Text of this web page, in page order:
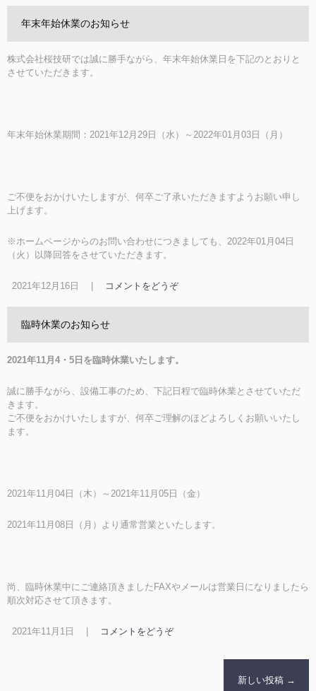
年末年始休業のお知らせ
株式会社桜技研では誠に勝手ながら、年末年始休業日を下記のとおりと
させていただきます。
年末年始休業期間：2021年12月29日（水）～2022年01月03日（月）
ご不便をおかけいたしますが、何卒ご了承いただきますようお願い申し
上げます。
※ホームページからのお問い合わせにつきましても、2022年01月04日
（火）以降回答をさせていただきます。
2021年12月16日 コメントをどうぞ
臨時休業のお知らせ
2021年11月4・5日を臨時休業いたします。
誠に勝手ながら、設備工事のため、下記日程で臨時休業とさせていただ
きます。
ご不便をおかけいたしますが、何卒ご理解のほどよろしくお願いいたし
ます。
2021年11月04日（木）～2021年11月05日（金）
2021年11月08日（月）より通常営業といたします。
尚、臨時休業中にご連絡頂きましたFAXやメールは営業日になりましたら
順次対応させて頂きます。
2021年11月1日 コメントをどうぞ
新しい投稿 →